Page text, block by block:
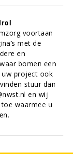
voortaan
met de
en
bomen een
uw project ook
stuur dan
en wij
waarmee u